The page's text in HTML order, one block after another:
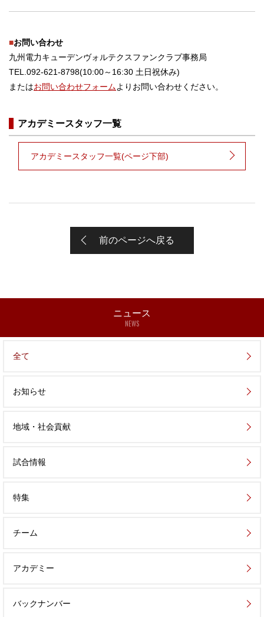
■お問い合わせ
九州電力キューデンヴォルテクスファンクラブ事務局
TEL.092-621-8798(10:00～16:30 土日祝休み)
またはお問い合わせフォームよりお問い合わせください。
アカデミースタッフ一覧
アカデミースタッフ一覧(ページ下部)
前のページへ戻る
ニュース
NEWS
全て
お知らせ
地域・社会貢献
試合情報
特集
チーム
アカデミー
バックナンバー